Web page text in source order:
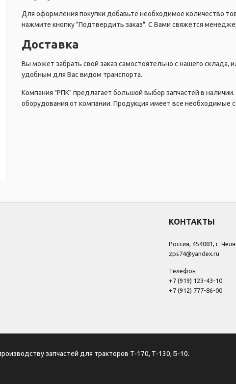
Для оформления покупки добавьте необходимое количество
нажмите кнопку "Подтвердить заказ". С Вами свяжется
Доставка
Вы может забрать свой заказ самостоятельно с нашего
удобным для Вас видом транспорта.
Компания "РПК" предлагает большой выбор запчастей в
оборудования от компании. Продукция имеет все необходимые
КОНТАКТЫ
Россия, 454081, г.
zps74@yandex.ru
Телефон
+7 (919) 123-43-10
+7 (912) 777-86-00
запчастей для тракторов Т-170, Т-130, Б-10.